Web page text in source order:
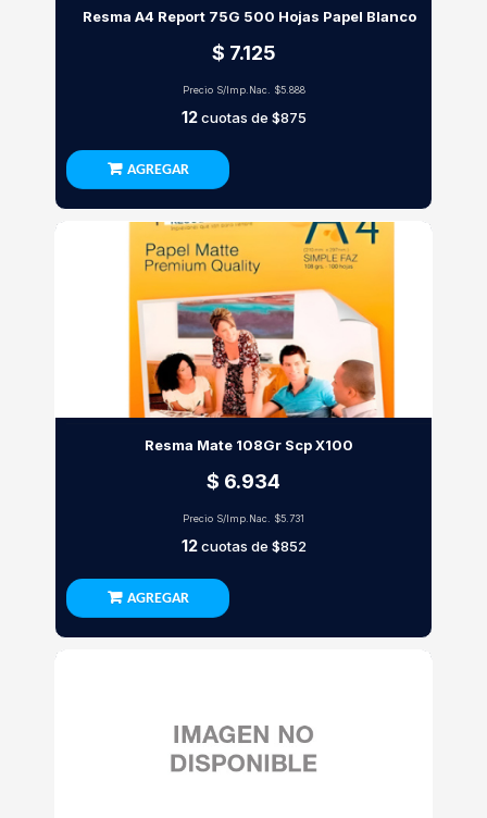
Resma A4 Report 75G 500 Hojas Papel Blanco
$ 7.125
Precio S/Imp.Nac. $5.888
12cuotas de $875
AGREGAR
Resma Mate 108Gr Scp X100
$ 6.934
Precio S/Imp.Nac. $5.731
12cuotas de $852
AGREGAR